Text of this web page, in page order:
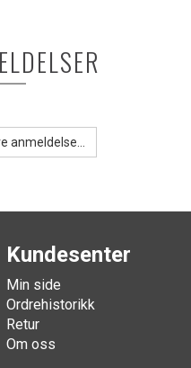
anmeldelse...
Kundesenter
Min side
Ordrehistorikk
Retur
Om oss